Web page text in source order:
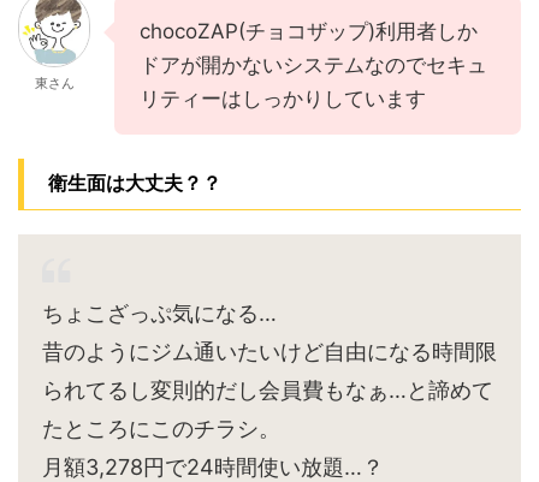
東さん
chocoZAP(チョコザップ)利用者しか
ドアが開かないシステムなのでセキュ
リティーはしっかりしています
衛生面は大丈夫？？
ちょこざっぷ気になる…
昔のようにジム通いたいけど自由になる時間限
られてるし変則的だし会員費もなぁ…と諦めて
たところにこのチラシ。
月額3,278円で24時間使い放題…？